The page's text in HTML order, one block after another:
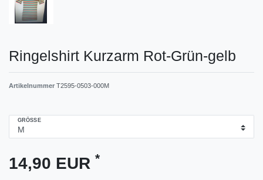
Ringelshirt Kurzarm Rot-Grün-gelb
Artikelnummer T2595-0503-000M
GRÖSSE
14,90 EUR *